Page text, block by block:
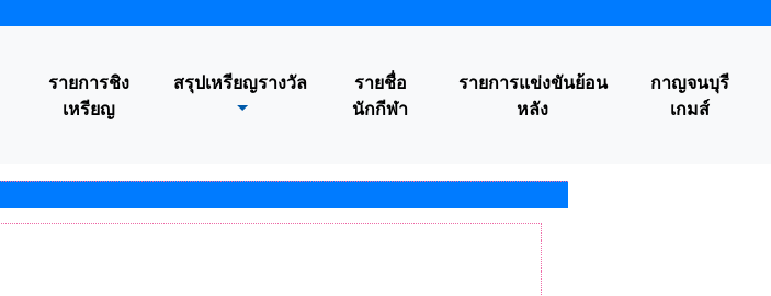
รายการชิง
เหรียญ
สรุปเหรียญรางวัล
รายชื่อ
นักกีฬา
รายการแข่งขันย้อน
หลัง
กาญจนบุรี
เกมส์